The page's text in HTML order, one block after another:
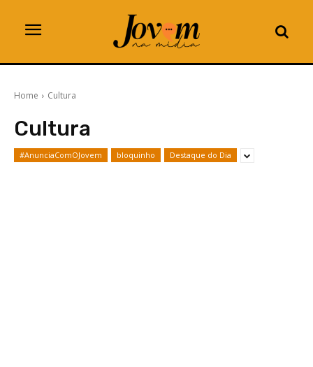
Home Cultura
Cultura
#AnunciaComOJovem bloquinho Destaque do Dia